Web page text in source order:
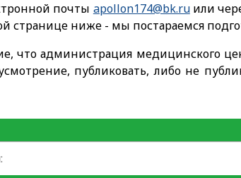
почты apollon174@bk.ruили
странице ниже - мы постараемся
что администрация медицинского
публиковать, либо не